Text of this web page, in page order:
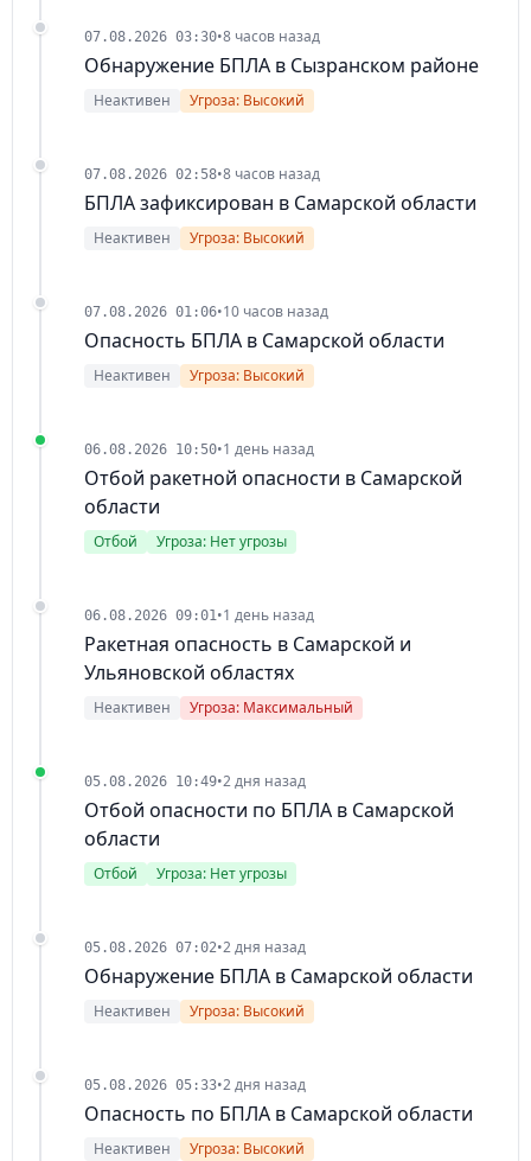
07.08.2026 03:30•8 часов назад
Обнаружение БПЛА в Сызранском районе
Неактивен Угроза: Высокий
07.08.2026 02:58•8 часов назад
БПЛА зафиксирован в Самарской области
Неактивен Угроза: Высокий
07.08.2026 01:06•10 часов назад
Опасность БПЛА в Самарской области
Неактивен Угроза: Высокий
06.08.2026 10:50•1 день назад
Отбой ракетной опасности в Самарской
области
Отбой Угроза: Нет угрозы
06.08.2026 09:01•1 день назад
Ракетная опасность в Самарской и
Ульяновской областях
Неактивен Угроза: Максимальный
05.08.2026 10:49•2 дня назад
Отбой опасности по БПЛА в Самарской
области
Отбой Угроза: Нет угрозы
05.08.2026 07:02•2 дня назад
Обнаружение БПЛА в Самарской области
Неактивен Угроза: Высокий
05.08.2026 05:33•2 дня назад
Опасность по БПЛА в Самарской области
Неактивен Угроза: Высокий